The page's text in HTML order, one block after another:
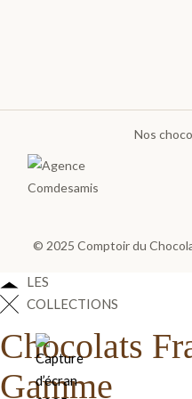
TOUS LES
LES
COLLECTIONS
Nos
© 2025 Comptoir du
Chocolats
Gamme